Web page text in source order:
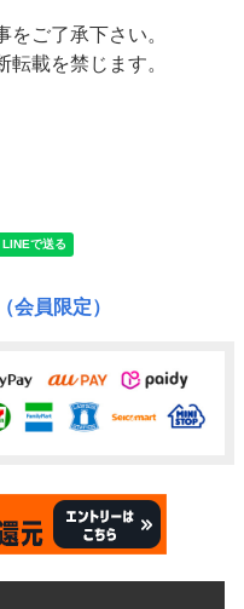
ご了承下さい。
載を禁じます。
会員限定）